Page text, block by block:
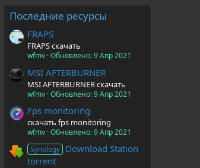
Последние ресурсы
FRAPS
FRAPS скачать
wfmv Обновлено:9 Апр 2021
MSI AFTERBURNER
MSI AFTERBURNER скачать
wfmv Обновлено:9 Апр 2021
Fps monitoring
скачать fps monitoring
wfmv Обновлено:9 Апр 2021
Synology Download Station
torrent